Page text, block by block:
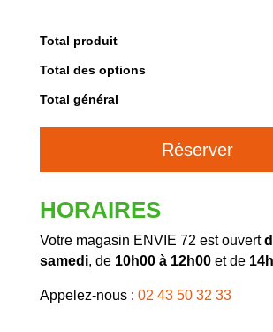
Total produit
Total des options
Total général
Réserver
HORAIRES
Votre magasin ENVIE 72 est ouvert
samedi, de 10h00 à 12h00et de
Appelez-nous : 02 43 50 32 33